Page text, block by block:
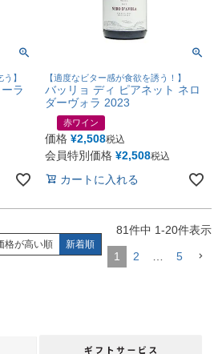
】
ラ
【適度なビター感が食欲を誘う！】
バッリョ ディ ピアネット ネロ
ダーヴォラ 2023
赤ワイン
価格 ¥2,508税込
会員特別価格 ¥2,508税込
カートに入れる
格が高い順 新着順
81件中 1-20件表示
1 2 5